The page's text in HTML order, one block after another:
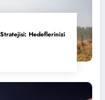
Hedeflerinizi